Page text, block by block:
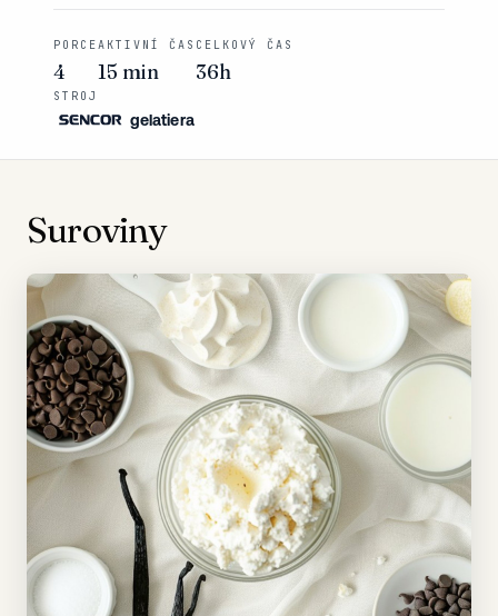
PORCE
4
AKTIVNÍ ČAS
15 min
CELKOVÝ ČAS
36h
STROJ
gelatiera
Suroviny